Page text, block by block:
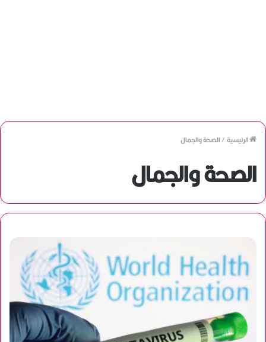
الرئيسية/الصحة والجمال
الصحة والجمال